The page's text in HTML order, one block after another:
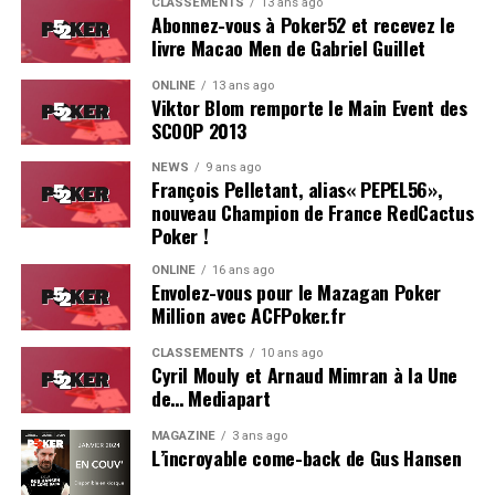
Soleau à gauche, sorti par Logghe au centre
Abonnez-vous à Poker52 et recevez le
livre Macao Men de Gabriel Guillet
ONLINE 13 ans ago
Viktor Blom remporte le Main Event des
SCOOP 2013
NEWS 9 ans ago
François Pelletant, alias« PEPEL56»,
nouveau Champion de France RedCactus
Poker !
ONLINE 16 ans ago
Envolez-vous pour le Mazagan Poker
Million avec ACFPoker.fr
CLASSEMENTS 10 ans ago
Cyril Mouly et Arnaud Mimran à la Une
de… Mediapart
MAGAZINE 3 ans ago
L’incroyable come-back de Gus Hansen